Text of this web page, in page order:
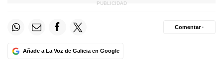
Añade a La Voz de Galicia en Google
Comentar ·